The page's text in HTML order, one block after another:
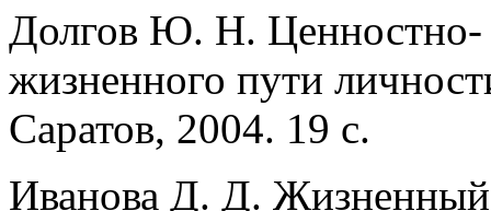
Долгов Ю. Н. Ценностно-
жизненного пути
Саратов, 2004. 19 с.
Иванова Д. Д.